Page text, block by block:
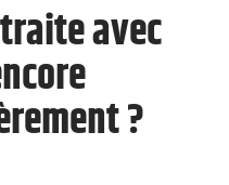
avec
?